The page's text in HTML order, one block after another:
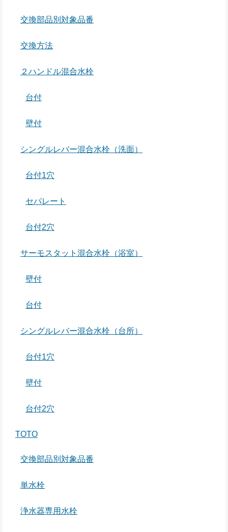
交換部品別対象品番
交換方法
２ハンドル混合水栓
台付
壁付
シングルレバー混合水栓（洗面）
台付1穴
セパレート
台付2穴
サーモスタット混合水栓（浴室）
壁付
台付
シングルレバー混合水栓（台所）
台付1穴
壁付
台付2穴
TOTO
交換部品別対象品番
単水栓
浄水器専用水栓